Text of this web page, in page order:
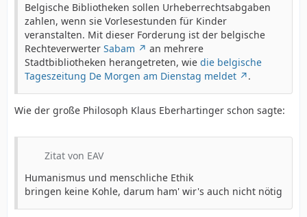
Belgische Bibliotheken sollen Urheberrechtsabgaben
zahlen, wenn sie Vorlesestunden für Kinder
veranstalten. Mit dieser Forderung ist der belgische
Rechteverwerter Sabam
an mehrere
Stadtbibliotheken herangetreten, wie die belgische
Tageszeitung De Morgen am Dienstag meldet
.
Wie der große Philosoph Klaus Eberhartinger schon sagte:
Zitat von EAV
Humanismus und menschliche Ethik
bringen keine Kohle, darum ham' wir's auch nicht nötig